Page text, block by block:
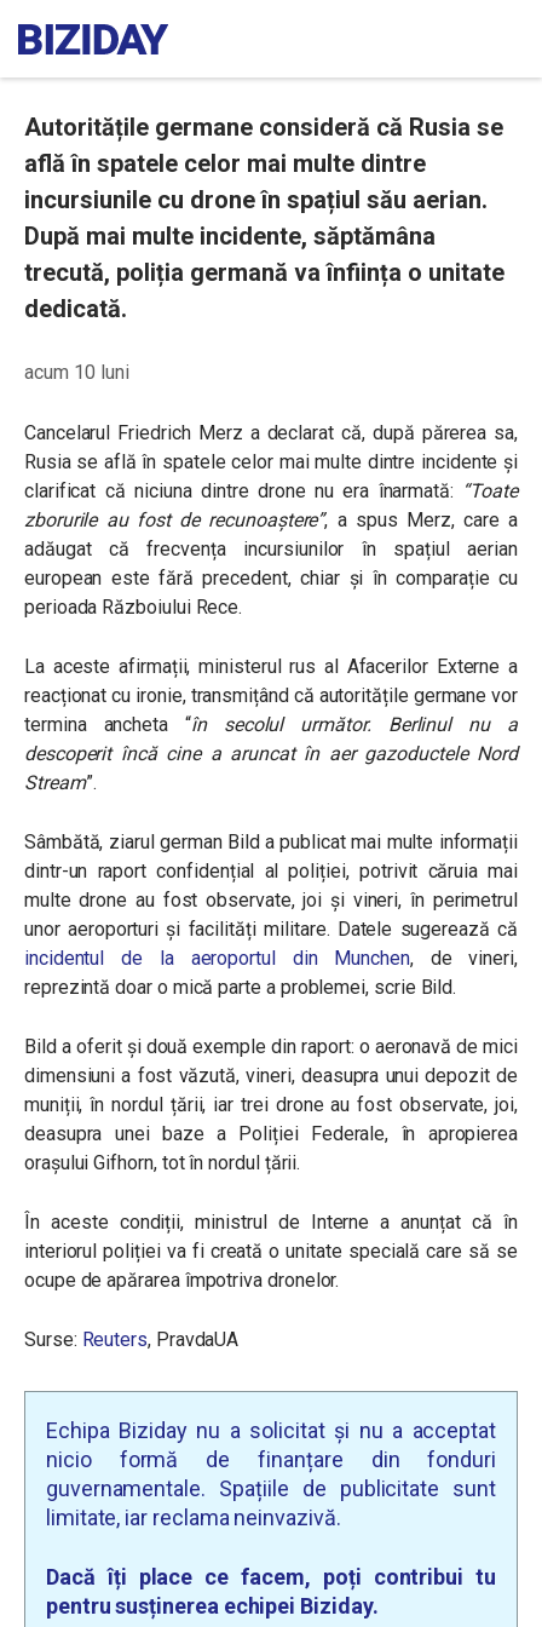
Autoritățile germane consideră că Rusia se
află în spatele celor mai multe dintre
incursiunile cu drone în spațiul său aerian.
După mai multe incidente, săptămâna
trecută, poliția germană va înființa o unitate
dedicată.
acum 10 luni
Cancelarul Friedrich Merz a declarat că, după părerea sa,
Rusia se află în spatele celor mai multe dintre incidente și
clarificat că niciuna dintre drone nu era înarmată: “Toate
zborurile au fost de recunoaștere”, a spus Merz, care a
adăugat că frecvența incursiunilor în spațiul aerian
european este fără precedent, chiar și în comparație cu
perioada Războiului Rece.
La aceste afirmații, ministerul rus al Afacerilor Externe a
reacționat cu ironie, transmițând că autoritățile germane vor
termina ancheta “în secolul următor. Berlinul nu a
descoperit încă cine a aruncat în aer gazoductele Nord
Stream”.
Sâmbătă, ziarul german Bild a publicat mai multe informații
dintr-un raport confidențial al poliției, potrivit căruia mai
multe drone au fost observate, joi și vineri, în perimetrul
unor aeroporturi și facilități militare. Datele sugerează că
incidentul de la aeroportul din Munchen, de vineri,
reprezintă doar o mică parte a problemei, scrie Bild.
Bild a oferit și două exemple din raport: o aeronavă de mici
dimensiuni a fost văzută, vineri, deasupra unui depozit de
muniții, în nordul țării, iar trei drone au fost observate, joi,
deasupra unei baze a Poliției Federale, în apropierea
orașului Gifhorn, tot în nordul țării.
În aceste condiții, ministrul de Interne a anunțat că în
interiorul poliției va fi creată o unitate specială care să se
ocupe de apărarea împotriva dronelor.
Surse: Reuters, PravdaUA
Echipa Biziday nu a solicitat și nu a acceptat
nicio formă de finanțare din fonduri
guvernamentale. Spațiile de publicitate sunt
limitate, iar reclama neinvazivă.
Dacă îți place ce facem, poți contribui tu
pentru susținerea echipei Biziday.